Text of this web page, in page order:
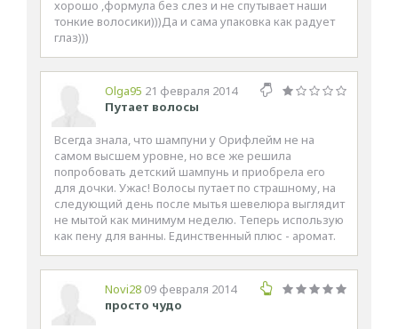
хорошо ,формула без слез и не спутывает наши
тонкие волосики)))Да и сама упаковка как радует
глаз)))
Olga95 21 февраля 2014
Путает волосы
Всегда знала, что шампуни у Орифлейм не на
самом высшем уровне, но все же решила
попробовать детский шампунь и приобрела его
для дочки. Ужас! Волосы путает по страшному, на
следующий день после мытья шевелюра выглядит
не мытой как минимум неделю. Теперь использую
как пену для ванны. Единственный плюс - аромат.
Novi28 09 февраля 2014
просто чудо